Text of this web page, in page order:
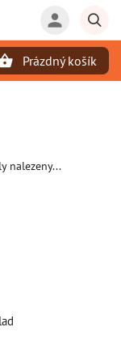
Prázdný košík
nalezeny...